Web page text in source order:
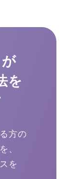
を
方の
、
を